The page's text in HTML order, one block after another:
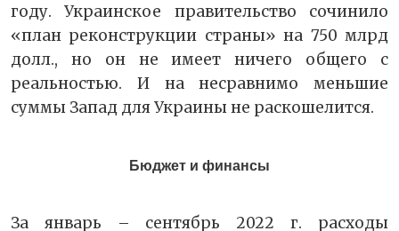
году. Украинское правительство сочинило
«план реконструкции страны» на 750 млрд
долл., но он не имеет ничего общего с
реальностью. И на несравнимо меньшие
суммы Запад для Украины не раскошелится.
Бюджет и финансы
За январь – сентябрь 2022 г. расходы